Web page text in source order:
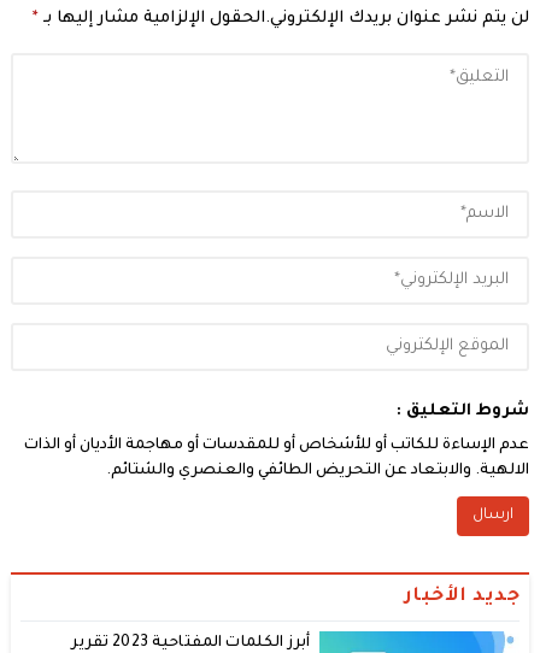
لن يتم نشر عنوان بريدك الإلكتروني.الحقول الإلزامية مشار إليها بـ *
شروط التعليق :
عدم الإساءة للكاتب أو للأشخاص أو للمقدسات أو مهاجمة الأديان أو الذات
الالهية. والابتعاد عن التحريض الطائفي والعنصري والشتائم.
جديد الأخبار
أبرز الكلمات المفتاحية 2023 تقرير